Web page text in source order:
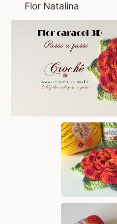
Flor Natalina